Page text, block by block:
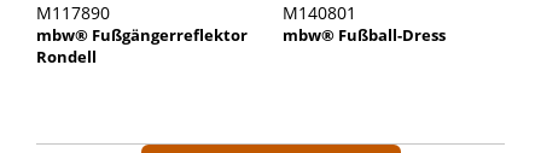
M117890
mbw® Fußgängerreflektor
Rondell
M140801
mbw® Fußball-Dress